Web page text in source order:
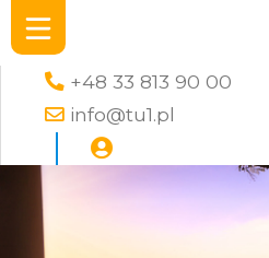
+48 33 813 90 00
info@tu1.pl